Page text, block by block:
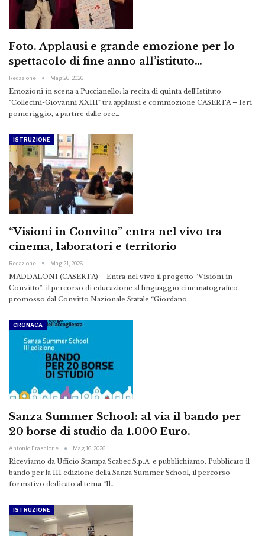
Foto. Applausi e grande emozione per lo
spettacolo di fine anno all’istituto…
Redazione Mag 26, 2026
Emozioni in scena a Puccianello: la recita di quinta dell'Istituto
"Collecini-Giovanni XXIII" tra applausi e commozione CASERTA – Ieri
pomeriggio, a partire dalle ore…
ISTRUZIONE
“Visioni in Convitto” entra nel vivo tra
cinema, laboratori e territorio
Redazione Mag 21, 2026
MADDALONI (CASERTA) – Entra nel vivo il progetto “Visioni in
Convitto”, il percorso di educazione al linguaggio cinematografico
promosso dal Convitto Nazionale Statale “Giordano…
CRONACA
Sanza Summer School: al via il bando per
20 borse di studio da 1.000 Euro.
Antonio Frascione Mag 16, 2026
Riceviamo da Ufficio Stampa Scabec S.p.A. e pubblichiamo. Pubblicato il
bando per la III edizione della Sanza Summer School, il percorso
formativo dedicato al tema “Il…
ISTRUZIONE